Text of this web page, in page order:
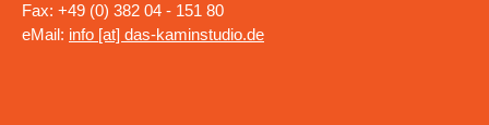
Fax: +49 (0) 382 04 - 151 80
eMail: info [at] das-kaminstudio.de